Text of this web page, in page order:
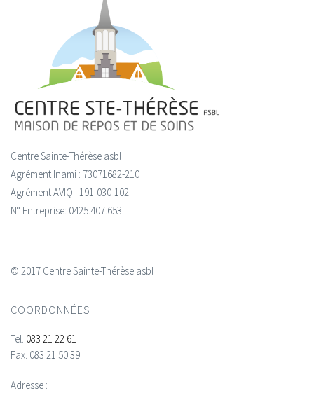
Centre Sainte-Thérèse asbl
Agrément Inami : 73071682-210
Agrément AVIQ : 191-030-102
N° Entreprise: 0425.407.653
© 2017 Centre Sainte-Thérèse asbl
COORDONNÉES
Tel. 083 21 22 61
Fax. 083 21 50 39
Adresse :